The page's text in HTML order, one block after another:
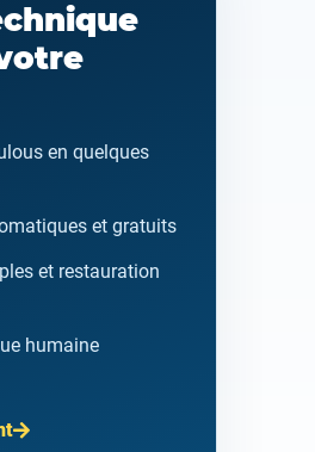
en quelques
et gratuits
et restauration
humaine